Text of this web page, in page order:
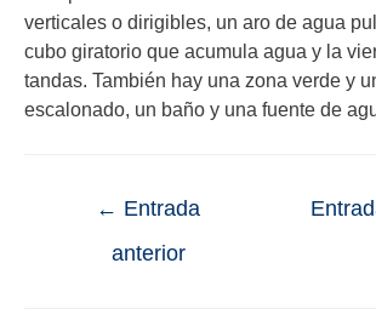
verticales o dirigibles, un aro de agua
cubo giratorio que acumula agua y la
tandas. También hay una zona verde y
escalonado, un baño y una fuente de
← Entrada
anterior